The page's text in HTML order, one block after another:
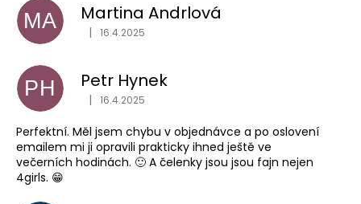
MA Martina Andrlová
Hodnocení obchodu je 5 z 5 hvězdiček.
| 16.4.2025
PH Petr Hynek
Hodnocení obchodu je 5 z 5 hvězdiček.
| 16.4.2025
Perfektní. Měl jsem chybu v objednávce a po oslovení
emailem mi ji opravili prakticky ihned ještě ve
večerních hodinách. 🙂 A čelenky jsou jsou fajn nejen
4girls. 😁